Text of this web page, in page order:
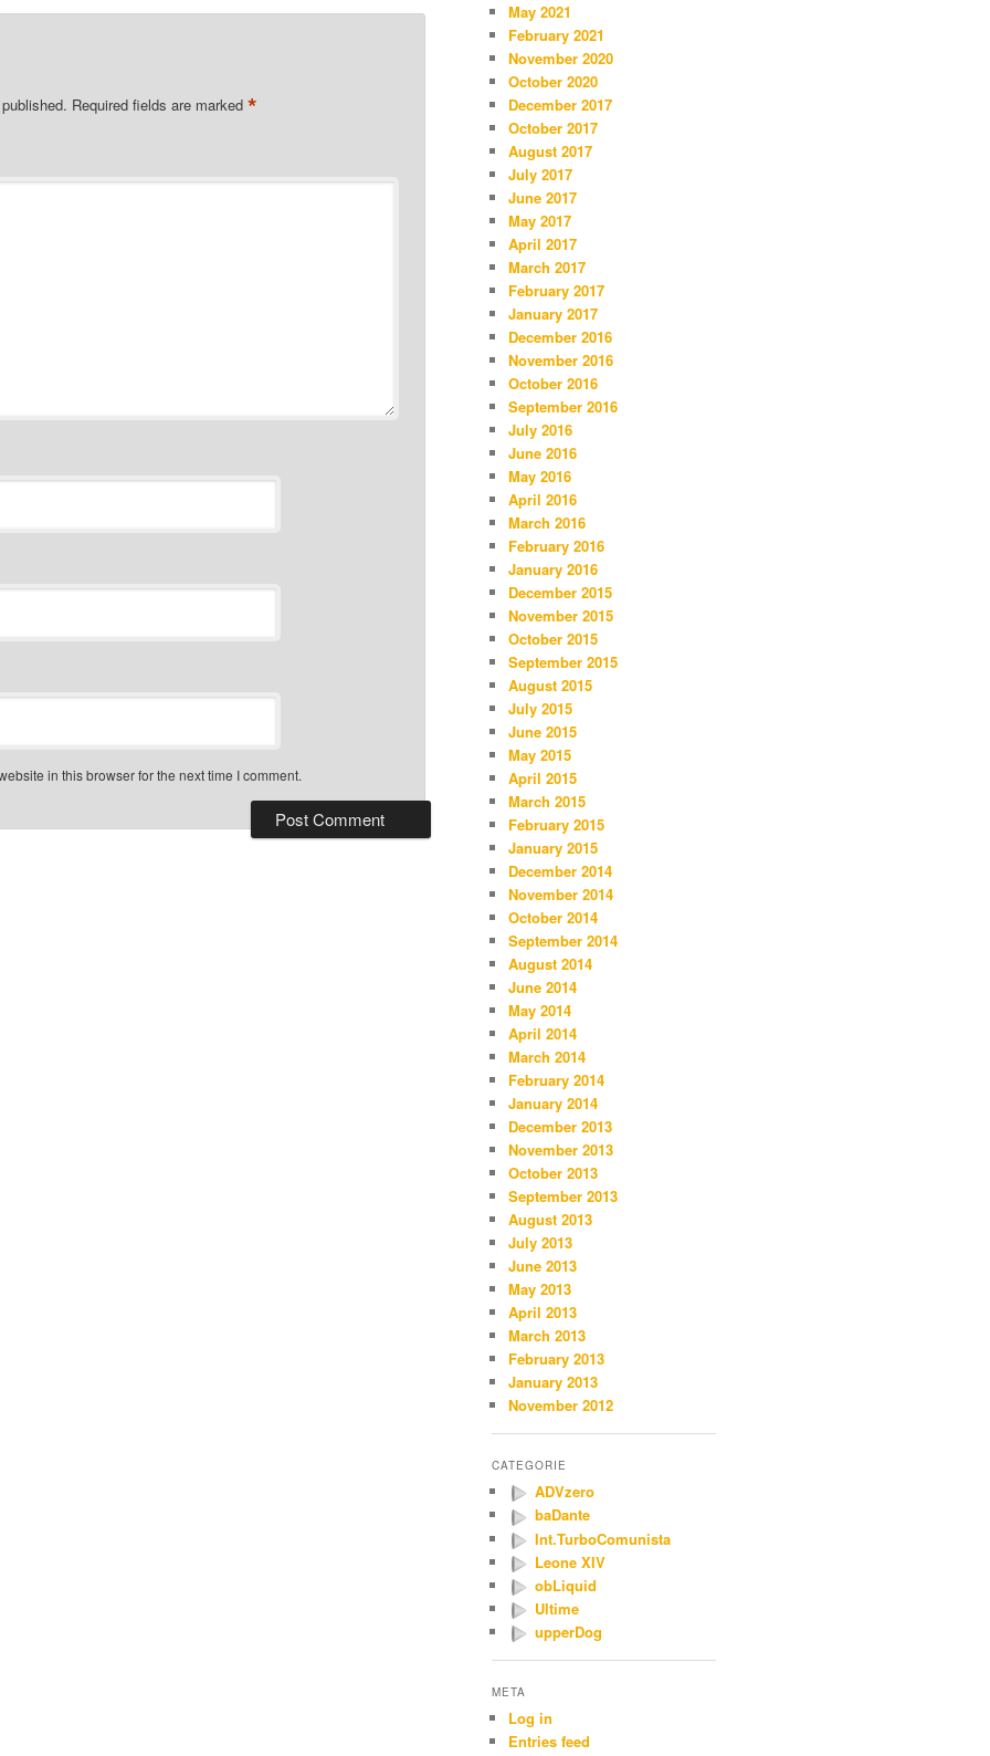
Required fields are marked*
in this browser for the next time I comment.
May 2021
February 2021
November 2020
October 2020
December 2017
October 2017
August 2017
July 2017
June 2017
May 2017
April 2017
March 2017
February 2017
January 2017
December 2016
November 2016
October 2016
September 2016
July 2016
June 2016
May 2016
April 2016
March 2016
February 2016
January 2016
December 2015
November 2015
October 2015
September 2015
August 2015
July 2015
June 2015
May 2015
April 2015
March 2015
February 2015
January 2015
December 2014
November 2014
October 2014
September 2014
August 2014
June 2014
May 2014
April 2014
March 2014
February 2014
January 2014
December 2013
November 2013
October 2013
September 2013
August 2013
July 2013
June 2013
May 2013
April 2013
March 2013
February 2013
January 2013
November 2012
CATEGORIE
ADVzero
baDante
Int.TurboComunista
Leone XIV
obLiquid
Ultime
upperDog
META
Log in
Entries feed